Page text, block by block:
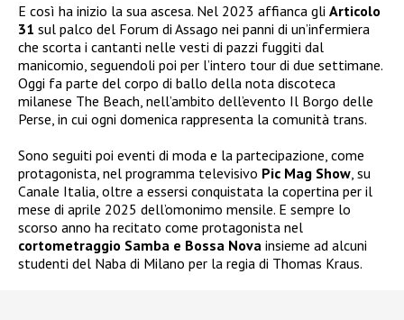
E così ha inizio la sua ascesa. Nel 2023 affianca gli Articolo
31 sul palco del Forum di Assago nei panni di un’infermiera
che scorta i cantanti nelle vesti di pazzi fuggiti dal
manicomio, seguendoli poi per l’intero tour di due settimane.
Oggi fa parte del corpo di ballo della nota discoteca
milanese The Beach, nell’ambito dell’evento Il Borgo delle
Perse, in cui ogni domenica rappresenta la comunità trans.
Sono seguiti poi eventi di moda e la partecipazione, come
protagonista, nel programma televisivo Pic Mag Show , su
Canale Italia, oltre a essersi conquistata la copertina per il
mese di aprile 2025 dell’omonimo mensile. E sempre lo
scorso anno ha recitato come protagonista nel
cortometraggio Samba e Bossa Nova insieme ad alcuni
studenti del Naba di Milano per la regia di Thomas Kraus.